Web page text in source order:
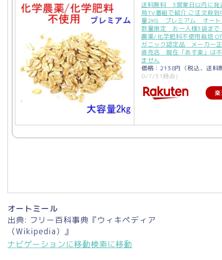
送料無料 3営業日以内に
局TV番組で紹介 ご注文殺到
量2KG プレミアム オー
数量限定 お一人様3袋まで
農薬/化学肥料不使用栽培
ガニック認定品 メーカー
直売店 現在「あす楽」は
ません
価格：2138円（税込、送
0/7/31時点)
オートミール
出典: フリー百科事典『ウィキペディア
（Wikipedia）』
ナビゲーションに移動検索に移動